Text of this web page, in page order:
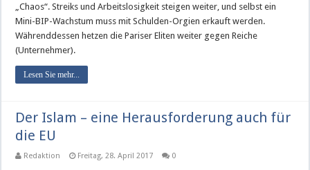
„Chaos“. Streiks und Arbeitslosigkeit steigen weiter, und selbst ein
Mini-BIP-Wachstum muss mit Schulden-Orgien erkauft werden.
Währenddessen hetzen die Pariser Eliten weiter gegen Reiche
(Unternehmer).
Lesen Sie mehr...
Der Islam – eine Herausforderung auch für
die EU
Redaktion Freitag, 28. April 2017 0